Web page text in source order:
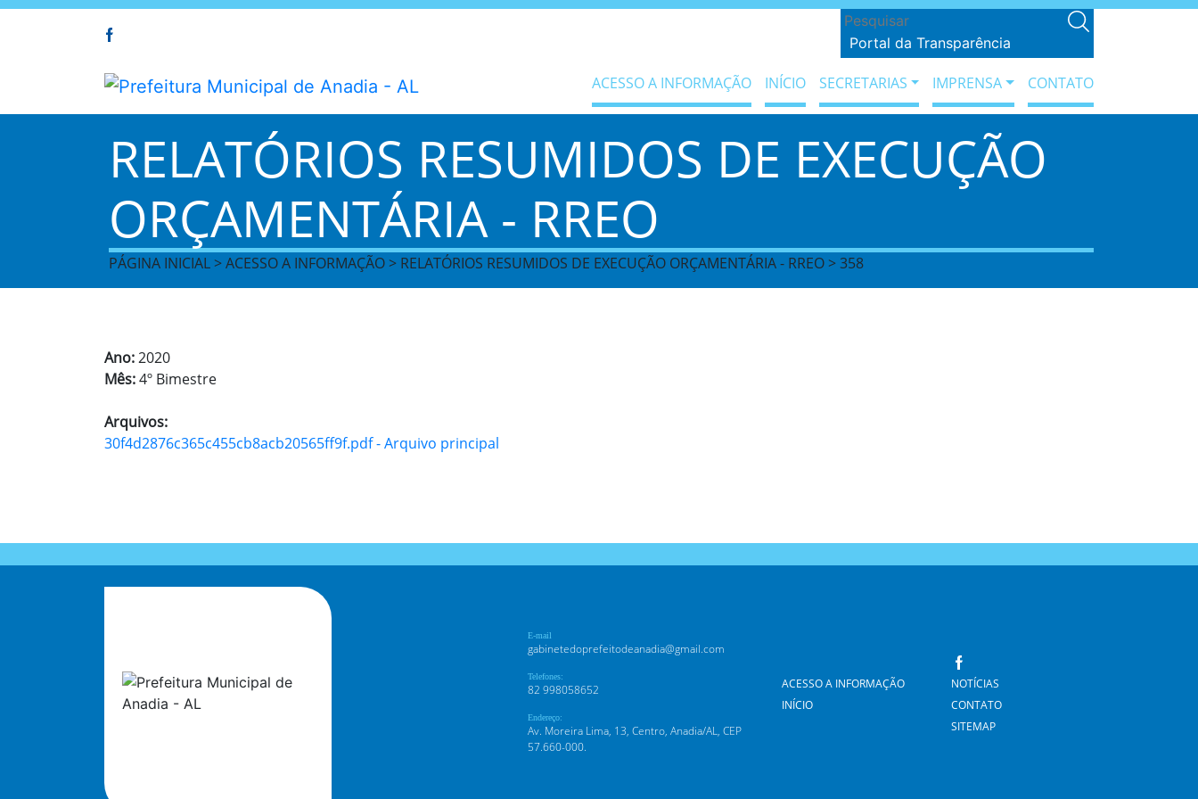
Portal da Transparência
ACESSO A INFORMAÇÃO INÍCIO SECRETARIAS IMPRENSA CONTATO
RELATÓRIOS RESUMIDOS DE EXECUÇÃO
ORÇAMENTÁRIA - RREO
PÁGINA INICIAL > ACESSO A INFORMAÇÃO > RELATÓRIOS RESUMIDOS DE EXECUÇÃO ORÇAMENTÁRIA - RREO > 358
Ano:2020
Mês:4º Bimestre
Arquivos:
30f4d2876c365c455cb8acb20565ff9f.pdf - Arquivo principal
E-mail
gabinetedoprefeitodeanadia@gmail.com
Telefones:
82 998058652
Endereço:
Av. Moreira Lima, 13, Centro, Anadia/AL, CEP
57.660-000.
ACESSO A INFORMAÇÃO
INÍCIO
NOTÍCIAS
CONTATO
SITEMAP